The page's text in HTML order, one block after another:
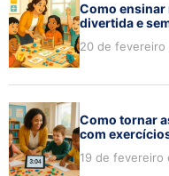
Como ensinar
divertida e
20 de fevereiro
Como tornar
com
19 de fevereiro